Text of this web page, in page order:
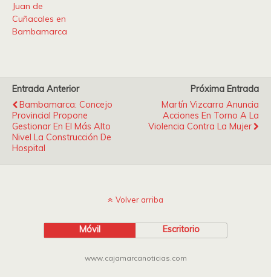
Juan de
Cuñacales en
Bambamarca
Entrada Anterior
Bambamarca: Concejo
Provincial Propone
Gestionar En El Más Alto
Nivel La Construcción De
Hospital
Próxima Entrada
Martín Vizcarra Anuncia
Acciones En Torno A La
Violencia Contra La Mujer
Volver arriba
Móvil Escritorio
www.cajamarcanoticias.com